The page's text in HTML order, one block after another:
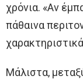
χρόνια. «Αν
πάθαινα
Μάλιστα,